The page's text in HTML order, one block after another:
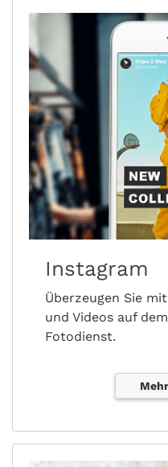
Instagram
Überzeugen Sie
und Videos auf
Fotodienst.